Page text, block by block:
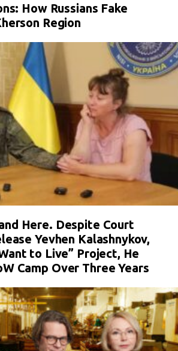
How Russians Fake
Region
Here. Despite Court
Yevhen Kalashnykov,
to Live” Project, He
Camp Over Three Years